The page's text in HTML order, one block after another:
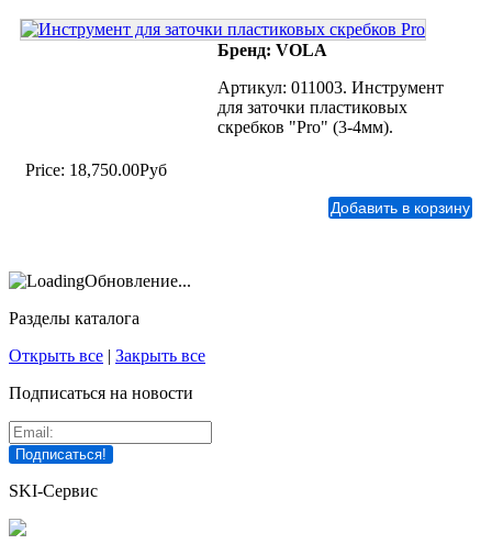
Бренд: VOLA
Артикул: 011003. Инструмент
для заточки пластиковых
скребков "Pro" (3-4мм).
Price: 18,750.00Руб
Обновление...
Разделы каталога
Открыть все | Закрыть все
Подписаться на новости
SKI-Сервис